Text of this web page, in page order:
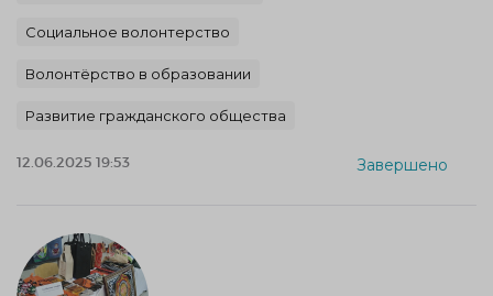
Социальное волонтерство
Волонтёрство в образовании
Развитие гражданского общества
12.06.2025 19:53 Завершено